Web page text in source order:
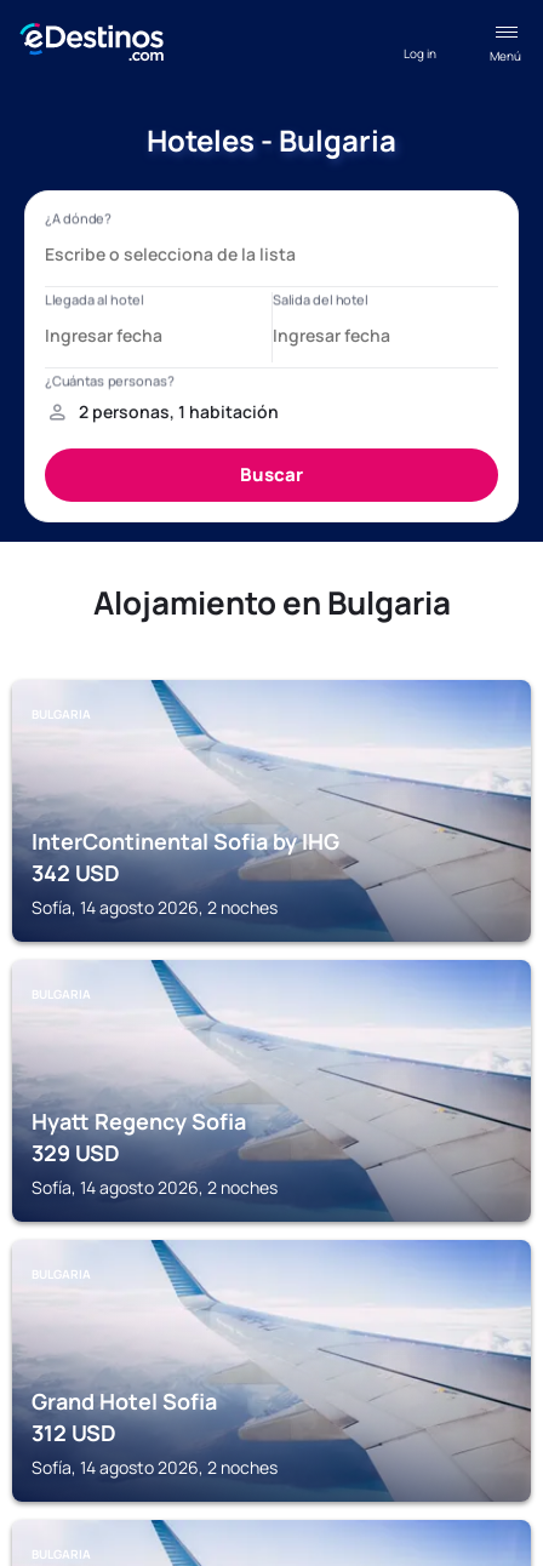
Menú
Log in
Hoteles - Bulgaria
Alojamiento en Bulgaria
BULGARIA
InterContinental Sofia by IHG
342USD
Sofía, 14 agosto 2026, 2 noches
BULGARIA
Hyatt Regency Sofia
329USD
Sofía, 14 agosto 2026, 2 noches
BULGARIA
Grand Hotel Sofia
312USD
Sofía, 14 agosto 2026, 2 noches
BULGARIA